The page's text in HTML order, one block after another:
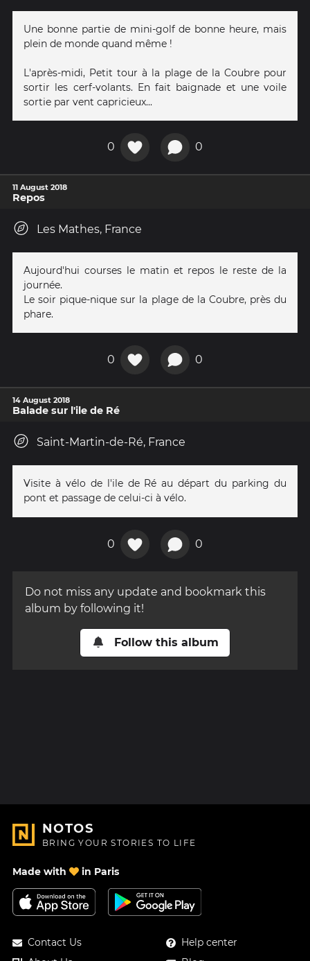
Une bonne partie de mini-golf de bonne heure, mais
plein de monde quand même !
L'après-midi, Petit tour à la plage de la Coubre pour
sortir les cerf-volants. En fait baignade et une voile
sortie par vent capricieux...
0 0
11 August 2018
Repos
Les Mathes, France
Aujourd'hui courses le matin et repos le reste de la
journée.
Le soir pique-nique sur la plage de la Coubre, près du
phare.
0 0
14 August 2018
Balade sur l'ile de Ré
Saint-Martin-de-Ré, France
Visite à vélo de l'ile de Ré au départ du parking du
pont et passage de celui-ci à vélo.
0 0
Do not miss any update and bookmark this
album by following it!
Follow this album
NOTOS
BRING YOUR STORIES TO LIFE
Made with in Paris
Contact Us
Help center